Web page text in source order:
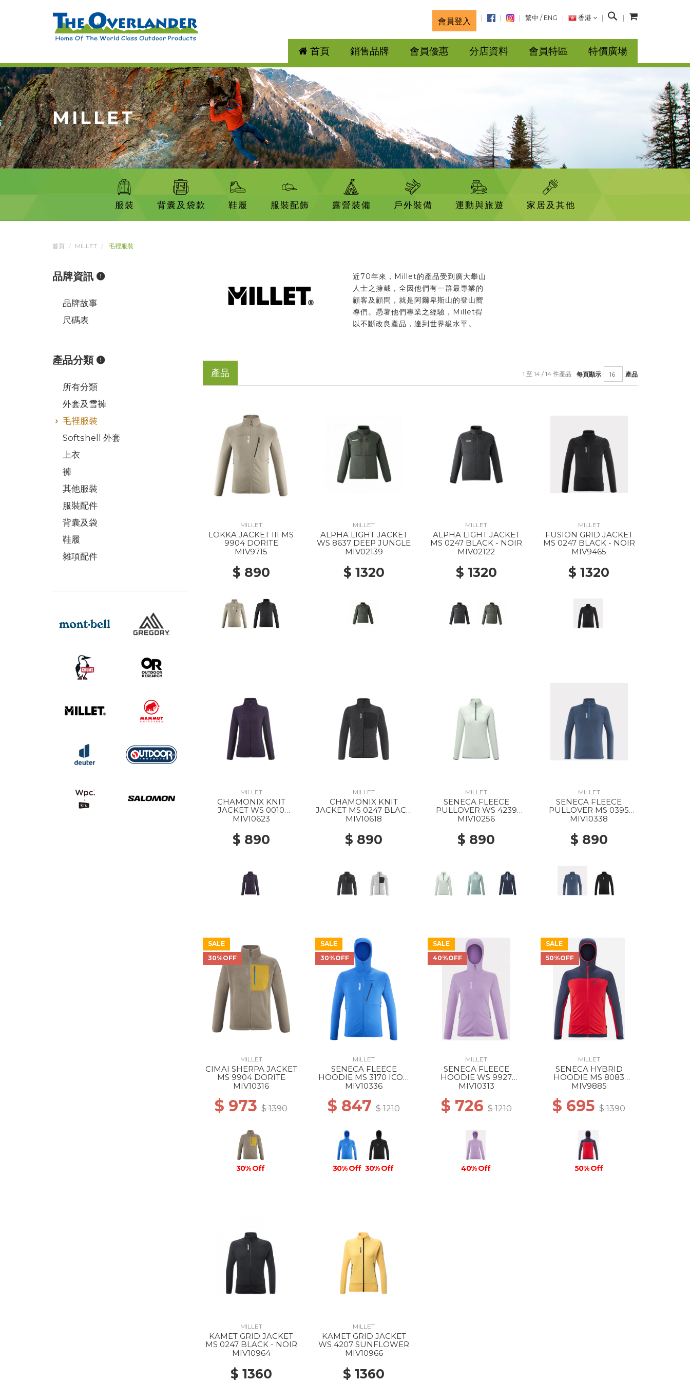
會員登入 繁中 / ENG 香港
搜
首頁 銷售品牌 會員優惠 分店資料 會員特區 特價廣場
MILLET
服裝 背囊及袋款 鞋履 服裝配飾 露營裝備 戶外裝備 運動與旅遊 家居及其他
首頁 MILLET 毛裡服裝
近70年來，Millet的產品受到廣大攀山
人士之擁戴，全因他們有一群最專業的
顧客及顧問，就是阿爾卑斯山的登山嚮
導們。憑著他們專業之經驗，Millet得
以不斷改良產品，達到世界級水平。
產品 每頁顯示 產品
1 至 14 / 14 件產品
MILLET
LOKKA JACKET III MS
9904 DORITE
MIV9715
$ 890
MILLET
ALPHA LIGHT JACKET
WS 8637 DEEP JUNGLE
MIV02139
$ 1320
MILLET
ALPHA LIGHT JACKET
MS 0247 BLACK - NOIR
MIV02122
$ 1320
MILLET
FUSION GRID JACKET
MS 0247 BLACK - NOIR
MIV9465
$ 1320
MILLET
CHAMONIX KNIT
JACKET WS 0010
PURPLE VELVET /
MIV10623
$ 890
MILLET
CHAMONIX KNIT
JACKET MS 0247 BLACK
- NOIR
MIV10618
$ 890
MILLET
SENECA FLEECE
PULLOVER WS 4239
SEAWEED
MIV10256
$ 890
MILLET
SENECA FLEECE
PULLOVER MS 0395
DARK DENIM
MIV10338
$ 890
SALE
30%OFF
MILLET
CIMAI SHERPA JACKET
MS 9904 DORITE
MIV10316
$ 973$ 1390
30% Off
SALE
30%OFF
MILLET
SENECA FLEECE
HOODIE MS 3170 ICON
BLUE
MIV10336
$ 847$ 1210
30% Off 30% Off
SALE
40%OFF
MILLET
SENECA FLEECE
HOODIE WS 9927
VIBRANT VIOLET
MIV10313
$ 726 $ 1210
40% Off
SALE
50%OFF
MILLET
SENECA HYBRID
HOODIE MS 8083
ROUGE/SAPHIR
MIV9885
$ 695$ 1390
50% Off
MILLET
KAMET GRID JACKET
MS 0247 BLACK - NOIR
MIV10964
$ 1360
MILLET
KAMET GRID JACKET
WS 4207 SUNFLOWER
MIV10966
$ 1360
品牌資訊
品牌故事
尺碼表
產品分類
所有分類
外套及雪褲
毛裡服裝
Softshell 外套
上衣
褲
其他服裝
服裝配件
背囊及袋
鞋履
雜項配件